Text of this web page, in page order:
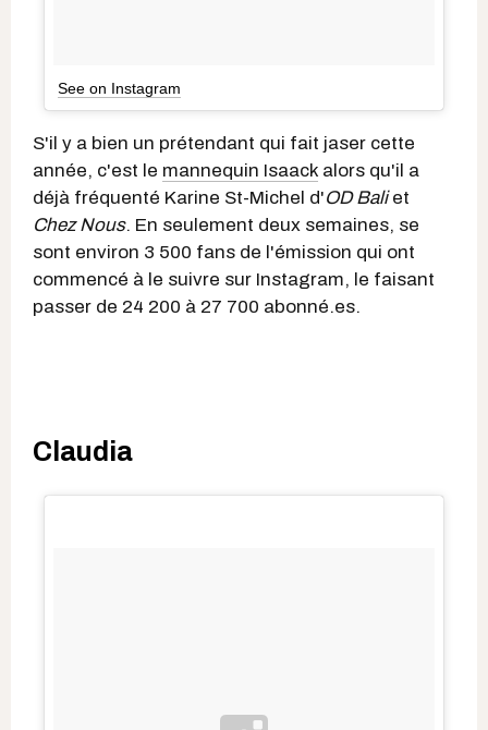
See on Instagram
S'il y a bien un prétendant qui fait jaser cette
année, c'est le mannequin Isaack alors qu'il a
déjà fréquenté Karine St-Michel d'OD Baliet
Chez Nous. En seulement deux semaines, se
sont environ 3 500 fans de l'émission qui ont
commencé à le suivre sur Instagram, le faisant
passer de 24 200 à 27 700 abonné.es.
Claudia